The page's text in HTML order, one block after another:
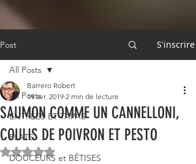
Post S'inscrire
All Posts
ENTRÉES ET TAPAS
PLATS
DOUCEURS et BÊTISES
All Posts
SAUMON COMME UN CANNELLONI,
COULIS DE POIVRON ET PESTO
Barrero Robert
19 avr. 2019 2 min de lecture
Noté NaN étoiles sur 5.